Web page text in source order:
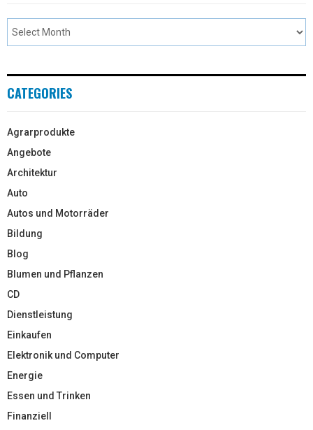
CATEGORIES
Agrarprodukte
Angebote
Architektur
Auto
Autos und Motorräder
Bildung
Blog
Blumen und Pflanzen
CD
Dienstleistung
Einkaufen
Elektronik und Computer
Energie
Essen und Trinken
Finanziell